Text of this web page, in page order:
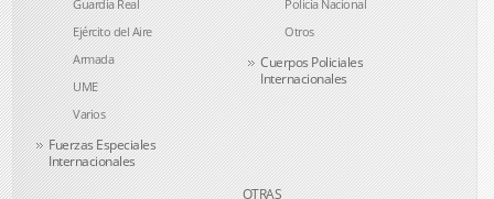
Guardia Real
Ejército del Aire
Armada
UME
Varios
Fuerzas Especiales
Internacionales
Policía Nacional
Otros
Cuerpos Policiales
Internacionales
OTRAS